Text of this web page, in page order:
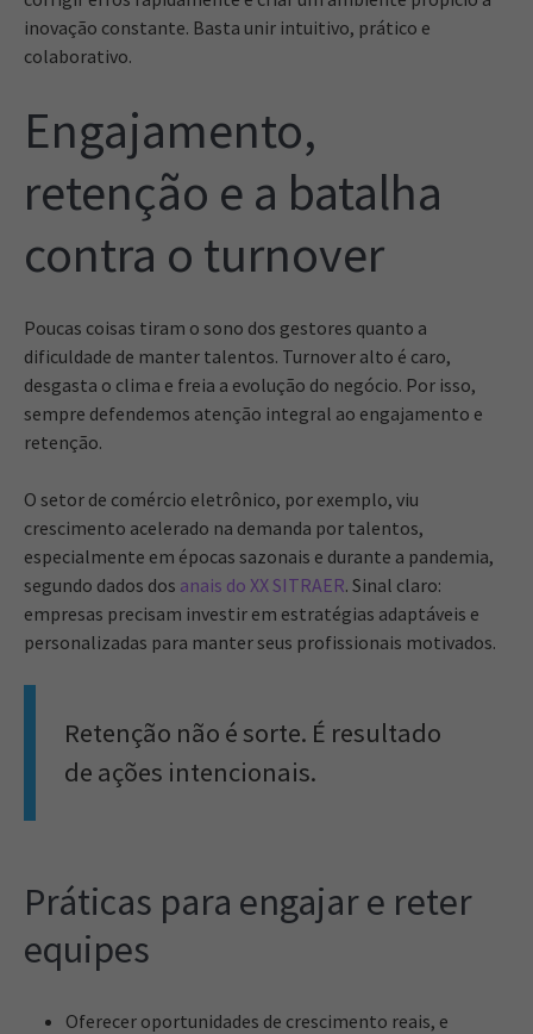
inovação constante. Basta unir intuitivo, prático e
colaborativo.
Engajamento,
retenção e a batalha
contra o turnover
Poucas coisas tiram o sono dos gestores quanto a
dificuldade de manter talentos. Turnover alto é caro,
desgasta o clima e freia a evolução do negócio. Por isso,
sempre defendemos atenção integral ao engajamento e
retenção.
O setor de comércio eletrônico, por exemplo, viu
crescimento acelerado na demanda por talentos,
especialmente em épocas sazonais e durante a pandemia,
segundo dados dos anais do XX SITRAER. Sinal claro:
empresas precisam investir em estratégias adaptáveis e
personalizadas para manter seus profissionais motivados.
Retenção não é sorte. É resultado
de ações intencionais.
Práticas para engajar e reter
equipes
Oferecer oportunidades de crescimento reais, e